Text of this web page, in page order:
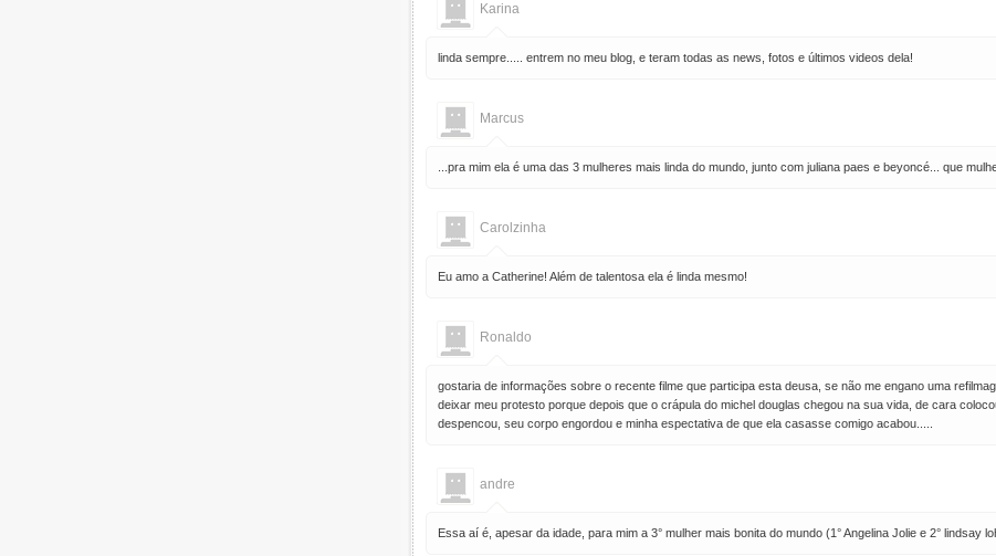
Karina
linda sempre..... entrem no meu blog, e teram todas as news, fotos e últimos videos dela!
Marcus
...pra mim ela é uma das 3 mulheres mais linda do mundo, junto com juliana paes e beyoncé... que
Carolzinha
Eu amo a Catherine! Além de talentosa ela é linda mesmo!
Ronaldo
gostaria de informações sobre o recente filme que participa esta deusa, se não me engano uma
deixar meu protesto porque depois que o crápula do michel douglas chegou na sua vida, de cara
despencou, seu corpo engordou e minha espectativa de que ela casasse comigo acabou.....
andre
Essa aí é, apesar da idade, para mim a 3° mulher mais bonita do mundo (1° Angelina Jolie e 2° lindsay